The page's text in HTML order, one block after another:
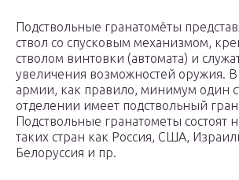
Подствольные гранатомёты
ствол со спусковым механизмом,
стволом винтовки (автомата) и
увеличения возможностей оружия. В
армии, как правило, минимум один
отделении имеет подствольный
Подствольные гранатометы состоят
таких стран как Россия, США,
Белоруссия и пр.